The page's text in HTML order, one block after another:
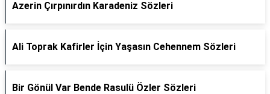
Azerin Çırpınırdın Karadeniz Sözleri
Ali Toprak Kafirler İçin Yaşasın Cehennem Sözleri
Bir Gönül Var Bende Rasulü Özler Sözleri